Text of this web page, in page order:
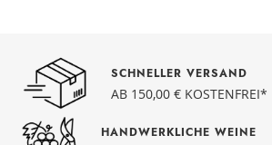
SCHNELLER VERSAND
AB 150,00 € KOSTENFREI*
HANDWERKLICHE WEINE